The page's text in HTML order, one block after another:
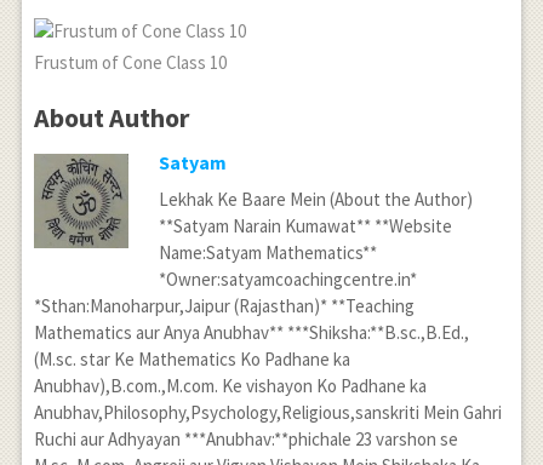
Frustum of Cone Class 10
About Author
Satyam
Lekhak Ke Baare Mein (About the Author)
**Satyam Narain Kumawat** **Website
Name:Satyam Mathematics**
*Owner:satyamcoachingcentre.in*
*Sthan:Manoharpur,Jaipur (Rajasthan)* **Teaching
Mathematics aur Anya Anubhav** ***Shiksha:**B.sc.,B.Ed.,
(M.sc. star Ke Mathematics Ko Padhane ka
Anubhav),B.com.,M.com. Ke vishayon Ko Padhane ka
Anubhav,Philosophy,Psychology,Religious,sanskriti Mein Gahri
Ruchi aur Adhyayan ***Anubhav:**phichale 23 varshon se